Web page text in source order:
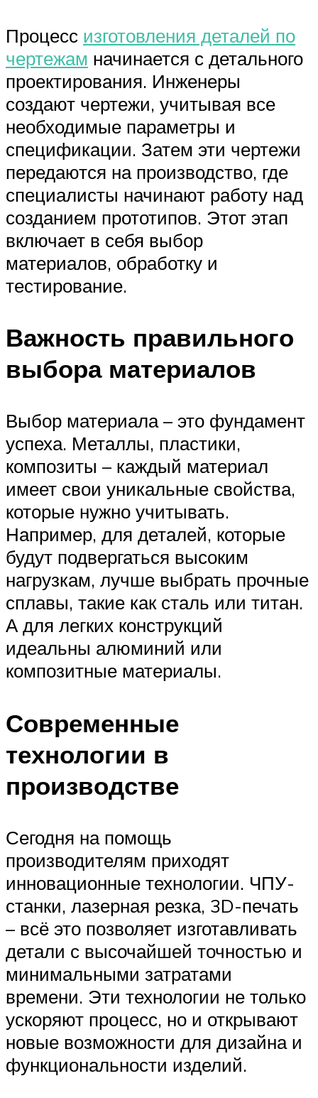
Процесс изготовления деталей по
чертежам начинается с детального
проектирования. Инженеры
создают чертежи, учитывая все
необходимые параметры и
спецификации. Затем эти чертежи
передаются на производство, где
специалисты начинают работу над
созданием прототипов. Этот этап
включает в себя выбор
материалов, обработку и
тестирование.
Важность правильного
выбора материалов
Выбор материала – это фундамент
успеха. Металлы, пластики,
композиты – каждый материал
имеет свои уникальные свойства,
которые нужно учитывать.
Например, для деталей, которые
будут подвергаться высоким
нагрузкам, лучше выбрать прочные
сплавы, такие как сталь или титан.
А для легких конструкций
идеальны алюминий или
композитные материалы.
Современные
технологии в
производстве
Сегодня на помощь
производителям приходят
инновационные технологии. ЧПУ-
станки, лазерная резка, 3D-печать
– всё это позволяет изготавливать
детали с высочайшей точностью и
минимальными затратами
времени. Эти технологии не только
ускоряют процесс, но и открывают
новые возможности для дизайна и
функциональности изделий.